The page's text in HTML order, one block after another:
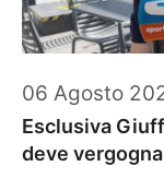
06 Agosto
Esclusiva
deve